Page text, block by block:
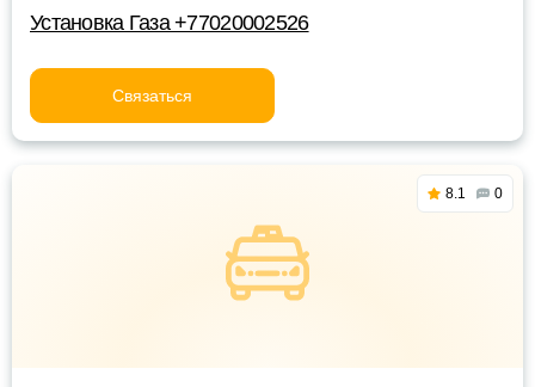
Установка Газа +77020002526
Связаться
8.1 0